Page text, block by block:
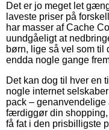
Det er jo meget let
laveste priser på
har masser af Cache
uundgåeligt at
børn, lige så vel som til
endda nogle gange
Det kan dog til hver en
nogle internet
pack –
færdiggør din shopping,
få fat i den prisbilligste